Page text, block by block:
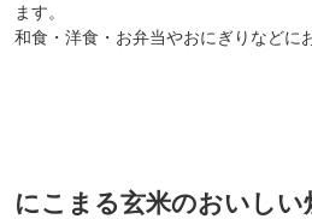
ます。
和食・洋食・お弁当やおにぎりなどに
にこまる玄米のおいしい